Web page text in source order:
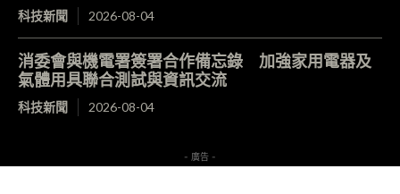
科技新聞 2026-08-04
消委會與機電署簽署合作備忘錄 加強家用電器及
氣體用具聯合測試與資訊交流
科技新聞 2026-08-04
- 廣告 -